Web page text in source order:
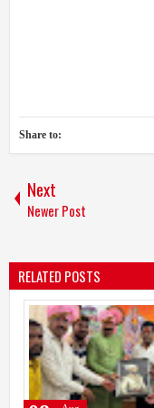
Share to:
Next
Newer Post
RELATED POSTS